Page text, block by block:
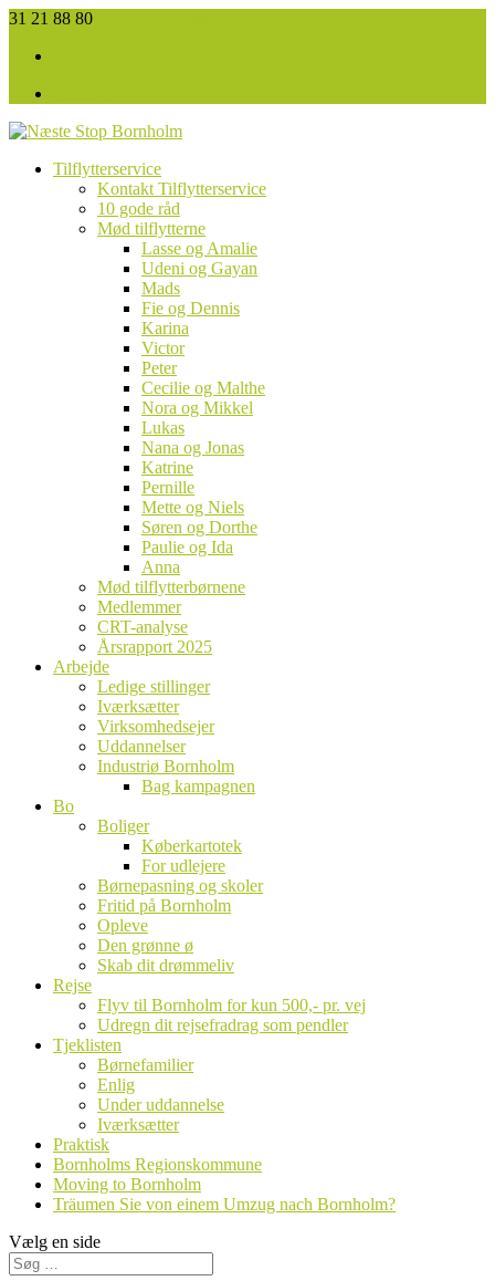
31 21 88 80
Tilflytterservice
Kontakt Tilflytterservice
10 gode råd
Mød tilflytterne
Lasse og Amalie
Udeni og Gayan
Mads
Fie og Dennis
Karina
Victor
Peter
Cecilie og Malthe
Nora og Mikkel
Lukas
Nana og Jonas
Katrine
Pernille
Mette og Niels
Søren og Dorthe
Paulie og Ida
Anna
Mød tilflytterbørnene
Medlemmer
CRT-analyse
Årsrapport 2025
Arbejde
Ledige stillinger
Iværksætter
Virksomhedsejer
Uddannelser
Industriø Bornholm
Bag kampagnen
Bo
Boliger
Køberkartotek
For udlejere
Børnepasning og skoler
Fritid på Bornholm
Opleve
Den grønne ø
Skab dit drømmeliv
Rejse
Flyv til Bornholm for kun 500,- pr. vej
Udregn dit rejsefradrag som pendler
Tjeklisten
Børnefamilier
Enlig
Under uddannelse
Iværksætter
Praktisk
Bornholms Regionskommune
Moving to Bornholm
Träumen Sie von einem Umzug nach Bornholm?
Vælg en side